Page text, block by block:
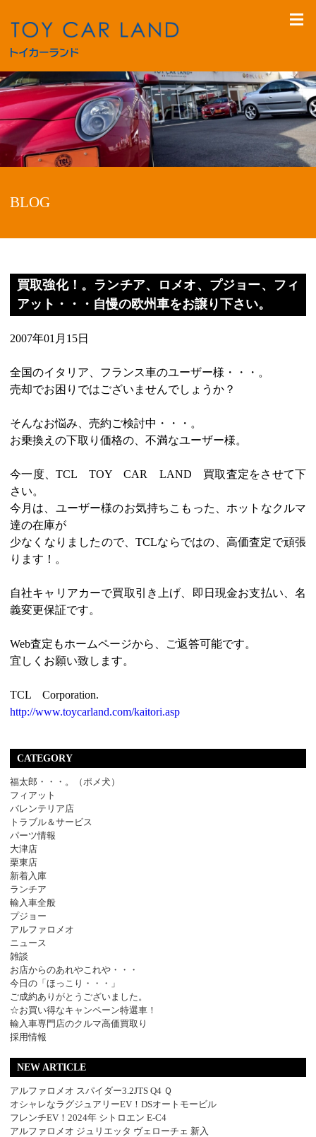
BLOG
買取強化！。ランチア、ロメオ、プジョー、フィ
アット・・・自慢の欧州車をお譲り下さい。
2007年01月15日
全国のイタリア、フランス車のユーザー様・・・。
売却でお困りではございませんでしょうか？
そんなお悩み、売約ご検討中・・・。
お乗換えの下取り価格の、不満なユーザー様。
今一度、TCL TOY CAR LAND 買取査定をさせて下
さい。
今月は、ユーザー様のお気持ちこもった、ホットなクルマ
達の在庫が
少なくなりましたので、TCLならではの、高価査定で頑張
ります！。
自社キャリアカーで買取引き上げ、即日現金お支払い、名
義変更保証です。
Web査定もホームページから、ご返答可能です。
宜しくお願い致します。
TCL Corporation.
http://www.toycarland.com/kaitori.asp
CATEGORY
福太郎・・・。（ポメ犬）
フィアット
バレンテリア店
トラブル＆サービス
パーツ情報
大津店
栗東店
新着入庫
ランチア
輸入車全般
プジョー
アルファロメオ
ニュース
雑談
お店からのあれやこれや・・・
今日の「ほっこり・・・」
ご成約ありがとうございました。
☆お買い得なキャンペーン特選車！
輸入車専門店のクルマ高価買取り
採用情報
NEW ARTICLE
アルファロメオ スパイダー3.2JTS Q4 Ｑ
オシャレなラグジュアリーEV！DSオートモービル
フレンチEV！2024年 シトロエン E-C4
アルファロメオ ジュリエッタ ヴェローチェ 新入